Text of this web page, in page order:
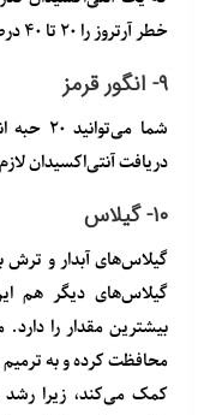
خطر آرتروز را ۲۰ تا ۴۰ درصد کاهش می‌دهد.
۹- انگور قرمز
شما
دریافت آنتی‌اکسیدان لازم برای بدن،
۱۰- گیلاس
گیلاس‌های آبدار و ترش
گیلاس‌های دیگر هم
بیشترین مقدار را
محافظت کرده و به
کمک می‌کند، زیرا